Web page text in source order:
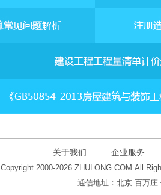
关于我们 企业服务
Copyright 2000-2026 ZHULONG.COM.All
通信地址：北京 百万